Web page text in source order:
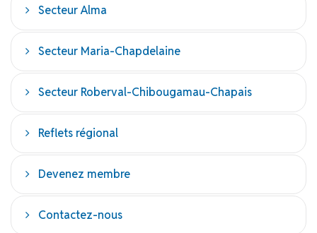
Secteur Alma
Secteur Maria-Chapdelaine
Secteur Roberval-Chibougamau-Chapais
Reflets régional
Devenez membre
Contactez-nous